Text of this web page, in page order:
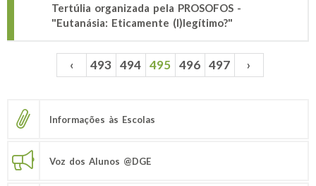
Tertúlia organizada pela PROSOFOS -
"Eutanásia: Eticamente (I)legítimo?"
Páginas ‹ 493 494 495 496 497 ›
Informações às Escolas
Voz dos Alunos @DGE